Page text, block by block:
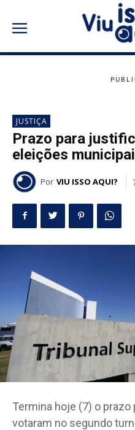
JUSTIÇA
Prazo para
eleições
Por VIU ISSO AQUI?
Termina hoje (7) o
votaram no segundo